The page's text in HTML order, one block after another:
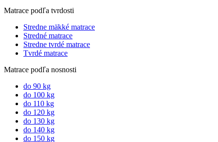
Matrace podľa tvrdosti
Stredne mäkké matrace
Stredné matrace
Stredne tvrdé matrace
Tvrdé matrace
Matrace podľa nosnosti
do 90 kg
do 100 kg
do 110 kg
do 120 kg
do 130 kg
do 140 kg
do 150 kg